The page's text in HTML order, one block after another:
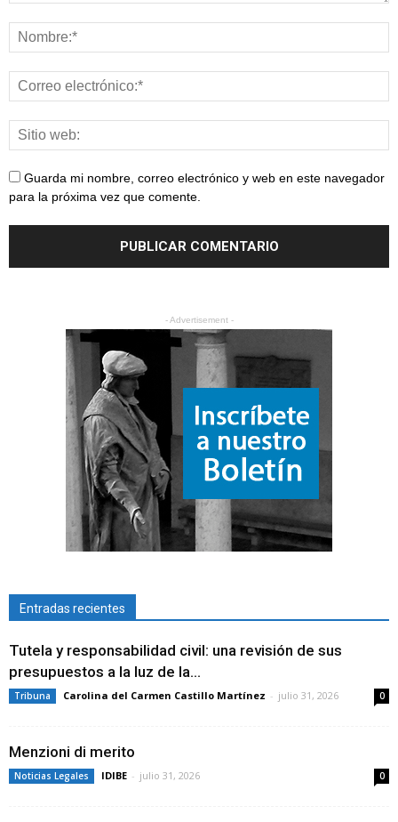
Guarda mi nombre, correo electrónico y web en este navegador
para la próxima vez que comente.
- Advertisement -
Entradas recientes
Tutela y responsabilidad civil: una revisión de sus
presupuestos a la luz de la...
Tribuna Carolina del Carmen Castillo Martínez - julio 31, 2026 0
Menzioni di merito
Noticias Legales IDIBE - julio 31, 2026 0